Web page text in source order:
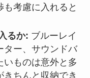
も考慮に入れると
るか: ブルーレイ
ター、サウンドバ
いものは意外と多
ちんと収納でき